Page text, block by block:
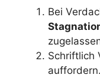
Bei
Schriftlich
auffordern.